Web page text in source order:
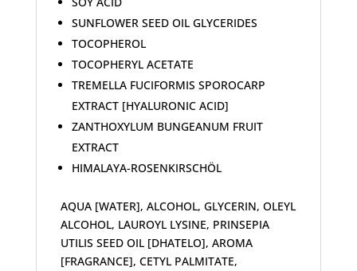
SUNFLOWER SEED OIL GLYCERIDES
TOCOPHEROL
TOCOPHERYL ACETATE
TREMELLA FUCIFORMIS SPOROCARP
EXTRACT [HYALURONIC ACID]
ZANTHOXYLUM BUNGEANUM FRUIT
EXTRACT
HIMALAYA-ROSENKIRSCHÖL
AQUA [WATER], ALCOHOL, GLYCERIN, OLEYL
ALCOHOL, LAUROYL LYSINE, PRINSEPIA
UTILIS SEED OIL [DHATELO], AROMA
[FRAGRANCE], CETYL PALMITATE,